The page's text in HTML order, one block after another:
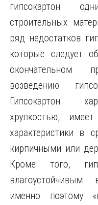
гипсокартон
строительных
ряд недостатков
которые следует
окончательном
возведению
Гипсокартон
хрупкостью,
характеристики в
кирпичными или
Кроме того,
влагоустойчивым
именно поэтому